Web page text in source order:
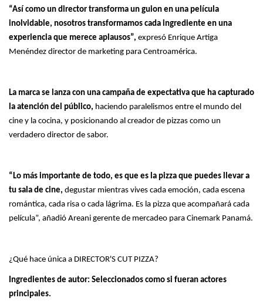
“Así como un director transforma un guion en una película
inolvidable, nosotros transformamos cada ingrediente en una
experiencia que merece aplausos”, expresó Enrique Artiga
Menéndez director de marketing para Centroamérica.
La marca se lanza con una campaña de expectativa que ha capturado
la atención del público, haciendo paralelismos entre el mundo del
cine y la cocina, y posicionando al creador de pizzas como un
verdadero director de sabor.
“Lo más importante de todo, es que es la pizza que puedes llevar a
tu sala de cine, degustar mientras vives cada emoción, cada escena
romántica, cada risa o cada lágrima. Es la pizza que acompañará cada
película”, añadió Areani gerente de mercadeo para Cinemark Panamá.
¿Qué hace única a DIRECTOR'S CUT PIZZA?
Ingredientes de autor: Seleccionados como si fueran actores
principales.